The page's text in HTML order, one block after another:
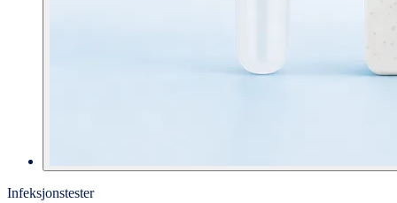
Infeksjonstester